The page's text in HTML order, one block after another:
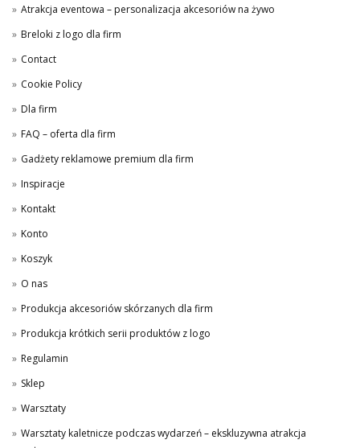
Atrakcja eventowa – personalizacja akcesoriów na żywo
Breloki z logo dla firm
Contact
Cookie Policy
Dla firm
FAQ – oferta dla firm
Gadżety reklamowe premium dla firm
Inspiracje
Kontakt
Konto
Koszyk
O nas
Produkcja akcesoriów skórzanych dla firm
Produkcja krótkich serii produktów z logo
Regulamin
Sklep
Warsztaty
Warsztaty kaletnicze podczas wydarzeń – ekskluzywna atrakcja